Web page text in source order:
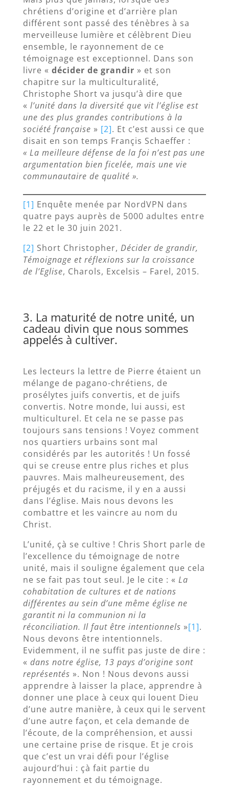
chrétiens d’origine et d’arrière plan
différent sont passé des ténèbres à sa
merveilleuse lumière et célèbrent Dieu
ensemble, le rayonnement de ce
témoignage est exceptionnel. Dans son
livre « décider de grandir » et son
chapitre sur la multiculturalité,
Christophe Short va jusqu’à dire que
« l’unité dans la diversité que vit l’église est
une des plus grandes contributions à la
société française » [2]. Et c’est aussi ce que
disait en son temps Françis Schaeffer :
« La meilleure défense de la foi n’est pas une
argumentation bien ficelée, mais une vie
communautaire de qualité ».
[1] Enquête menée par NordVPN dans
quatre pays auprès de 5000 adultes entre
le 22 et le 30 juin 2021.
[2] Short Christopher, Décider de grandir,
Témoignage et réflexions sur la croissance
de l’Eglise, Charols, Excelsis – Farel, 2015.
3. La maturité de notre unité, un
cadeau divin que nous sommes
appelés à cultiver.
Les lecteurs la lettre de Pierre étaient un
mélange de pagano-chrétiens, de
prosélytes juifs convertis, et de juifs
convertis. Notre monde, lui aussi, est
multiculturel. Et cela ne se passe pas
toujours sans tensions ! Voyez comment
nos quartiers urbains sont mal
considérés par les autorités ! Un fossé
qui se creuse entre plus riches et plus
pauvres. Mais malheureusement, des
préjugés et du racisme, il y en a aussi
dans l’église. Mais nous devons les
combattre et les vaincre au nom du
Christ.
L’unité, çà se cultive ! Chris Short parle de
l’excellence du témoignage de notre
unité, mais il souligne également que cela
ne se fait pas tout seul. Je le cite : « La
cohabitation de cultures et de nations
différentes au sein d’une même église ne
garantit ni la communion ni la
réconciliation. Il faut être intentionnels »[1].
Nous devons être intentionnels.
Evidemment, il ne suffit pas juste de dire :
« dans notre église, 13 pays d’origine sont
représentés ». Non ! Nous devons aussi
apprendre à laisser la place, apprendre à
donner une place à ceux qui louent Dieu
d’une autre manière, à ceux qui le servent
d’une autre façon, et cela demande de
l’écoute, de la compréhension, et aussi
une certaine prise de risque. Et je crois
que c’est un vrai défi pour l’église
aujourd’hui : çà fait partie du
rayonnement et du témoignage.